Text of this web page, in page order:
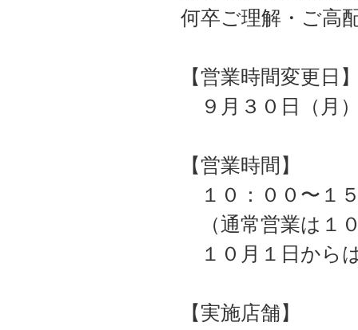
何卒ご理解・ご高
【営業時間変更日
９月３０日（月
【営業時間】
１０：００〜１
（通常営業は１
１０月１日から
【実施店舗】